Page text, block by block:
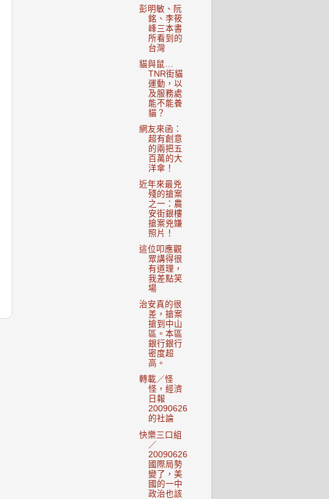
彭明敏、阮
銘、李筱
峰三本書
所看到的
台灣
貓與鼠…
TNR街貓
運動，以
及服務處
能不能養
貓？
網友來函：
超有創意
的兩把五
百萬的大
洋傘！
近年來最兇
殘的搶案
之一：農
安街銀樓
搶案兇嫌
照片！
這位叩應觀
眾講得很
有道理，
我差點笑
場
治安真的很
差，搶案
搶到中山
區。本區
銀行銀行
密度超
高。
轉載／怪
怪，經濟
日報
20090626
的社論
快樂三口組
／
20090626
國際局勢
變了，美
國的一中
政治也該